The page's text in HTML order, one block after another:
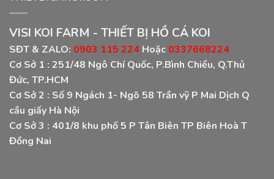
VISI KOI FARM - THIẾT BỊ HỒ CÁ KOI
SĐT & ZALO: 0903 115 224 Hoặc 0337668224
Cơ Sở 1 : 251/48 Ngô Chí Quốc, P.Bình Chiểu, Q.Thủ
Đức, TP.HCM
Cơ Sở 2 : Số 9 Ngách 1- Ngõ 58 Trần vỹ P Mai Dịch Q
cầu giấy Hà Nội
Cơ Sở 3 : 401/8 khu phố 5 P Tân Biên TP Biên Hoà T
Đồng Nai